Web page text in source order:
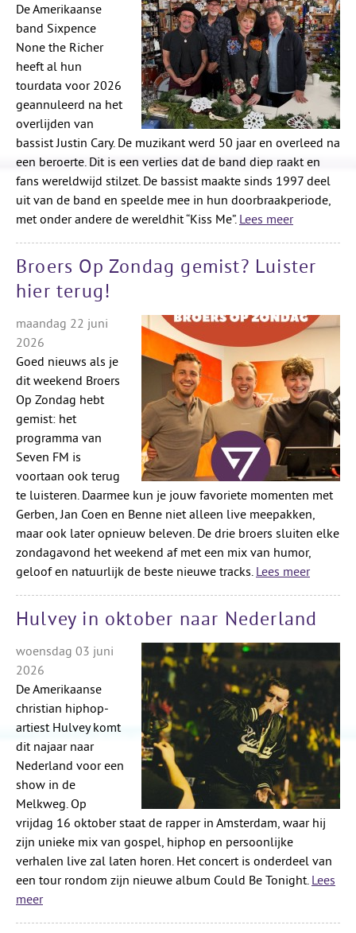
De Amerikaanse
band Sixpence
None the Richer
heeft al hun
tourdata voor 2026
geannuleerd na het
overlijden van
bassist Justin Cary. De muzikant werd 50 jaar en overleed na
een beroerte. Dit is een verlies dat de band diep raakt en
fans wereldwijd stilzet. De bassist maakte sinds 1997 deel
uit van de band en speelde mee in hun doorbraakperiode,
met onder andere de wereldhit “Kiss Me”. Lees meer
Broers Op Zondag gemist? Luister
hier terug!
maandag 22 juni
2026
Goed nieuws als je
dit weekend Broers
Op Zondag hebt
gemist: het
programma van
Seven FM is
voortaan ook terug
te luisteren. Daarmee kun je jouw favoriete momenten met
Gerben, Jan Coen en Benne niet alleen live meepakken,
maar ook later opnieuw beleven. De drie broers sluiten elke
zondagavond het weekend af met een mix van humor,
geloof en natuurlijk de beste nieuwe tracks. Lees meer
Hulvey in oktober naar Nederland
woensdag 03 juni
2026
De Amerikaanse
christian hiphop-
artiest Hulvey komt
dit najaar naar
Nederland voor een
show in de
Melkweg. Op
vrijdag 16 oktober staat de rapper in Amsterdam, waar hij
zijn unieke mix van gospel, hiphop en persoonlijke
verhalen live zal laten horen. Het concert is onderdeel van
een tour rondom zijn nieuwe album Could Be Tonight. Lees
meer